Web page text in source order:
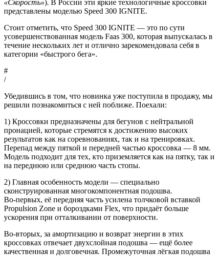
«Скорость»). В России эти яркие технологичные кроссовки
представлены моделью Speed 300 IGNITE.
Стоит отметить, что Speed 300 IGNITE — это по сути
усовершенствованная модель Faas 300, которая выпускалась в
течение нескольких лет и отлично зарекомендовала себя в
категории «быстрого бега».
#
/
Убедившись в том, что новинка уже поступила в продажу, мы
решили познакомиться с ней поближе. Поехали:
1) Кроссовки предназначены для бегунов с нейтральной
пронацией, которые стремятся к достижению высоких
результатов как на соревнованиях, так и на тренировках.
Перепад между пяткой и передней частью кроссовка — 8 мм.
Модель подходит для тех, кто приземляется как на пятку, так и
на переднюю или среднюю часть стопы.
2) Главная особенность модели — специально
сконструированная многокомпонентная подошва.
Во-первых, её передняя часть усилена толчковой вставкой
Propulsion Zone и бороздками Flex, что придаёт больше
ускорения при отталкивании от поверхности.
Во-вторых, за амортизацию и возврат энергии в этих
кроссовках отвечает двухслойная подошва — ещё более
качественная и долговечная. Промежуточная лёгкая подошва